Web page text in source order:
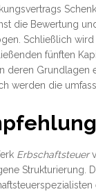
die Bewertung
Schließlich
fünften
deren Grundlagen
werden die
Erbschaftsteuer
Strukturierung.